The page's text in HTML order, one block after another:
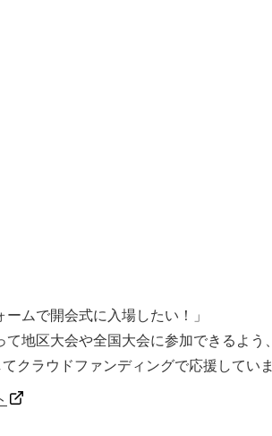
ムで開会式に入場したい！」
地区大会や全国大会に参加できるよう
クラウドファンディングで応援していま